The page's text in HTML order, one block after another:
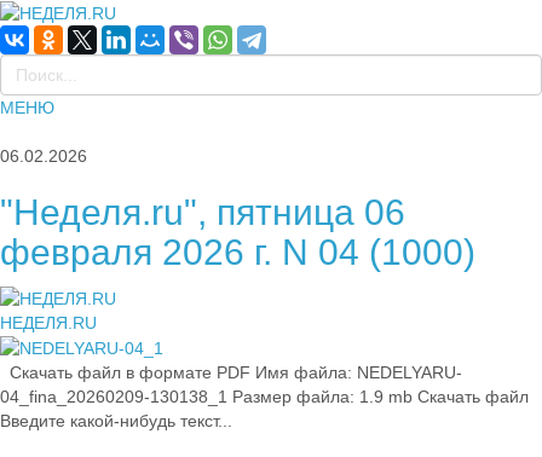
МЕНЮ
06.02.2026
"Неделя.ru", пятница 06
февраля 2026 г. N 04 (1000)
НЕДЕЛЯ.RU
Скачать файл в формате PDF Имя файла: NEDELYARU-
04_fina_20260209-130138_1 Размер файла: 1.9 mb Скачать файл
Введите какой-нибудь текст...